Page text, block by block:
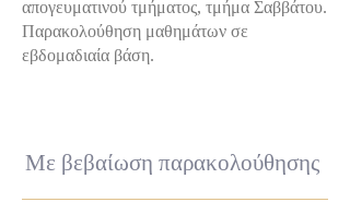
απογευματινού τμήματος, τμήμα Σαββάτου.
Παρακολούθηση μαθημάτων σε
εβδομαδιαία βάση.
Με βεβαίωση παρακολούθησης